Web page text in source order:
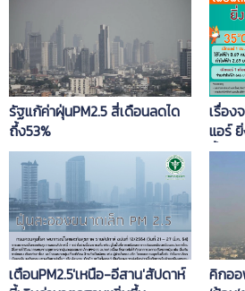
รัฐแก้ค่าฝุ่นPM2.5 สี่เดือนลดได
ถึ้ง53%
เรื่อง
แอร์
ขึ้น
เตือนPM2.5'เหนือ-อีสาน'สัปดาห์
คิกอ